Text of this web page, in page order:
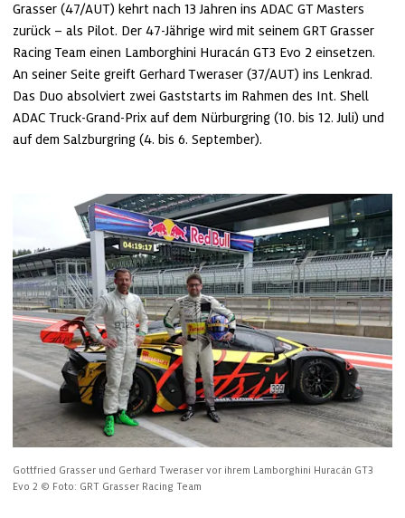
Grasser (47/AUT) kehrt nach 13 Jahren ins ADAC GT Masters
zurück – als Pilot. Der 47-Jährige wird mit seinem GRT Grasser
Racing Team einen Lamborghini Huracán GT3 Evo 2 einsetzen.
An seiner Seite greift Gerhard Tweraser (37/AUT) ins Lenkrad.
Das Duo absolviert zwei Gaststarts im Rahmen des Int. Shell
ADAC Truck-Grand-Prix auf dem Nürburgring (10. bis 12. Juli) und
auf dem Salzburgring (4. bis 6. September).
Gottfried Grasser und Gerhard Tweraser vor ihrem Lamborghini Huracán GT3
Evo 2 © Foto: GRT Grasser Racing Team